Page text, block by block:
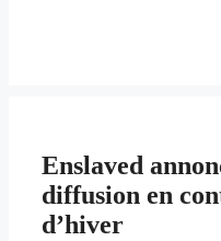
Enslaved
diffusion en
d’hiver